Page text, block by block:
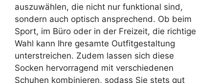
auszuwählen, die nicht nur funktional sind,
sondern auch optisch ansprechend. Ob beim
Sport, im Büro oder in der Freizeit, die richtige
Wahl kann Ihre gesamte Outfitgestaltung
unterstreichen. Zudem lassen sich diese
Socken hervorragend mit verschiedenen
Schuhen kombinieren, sodass Sie stets gut